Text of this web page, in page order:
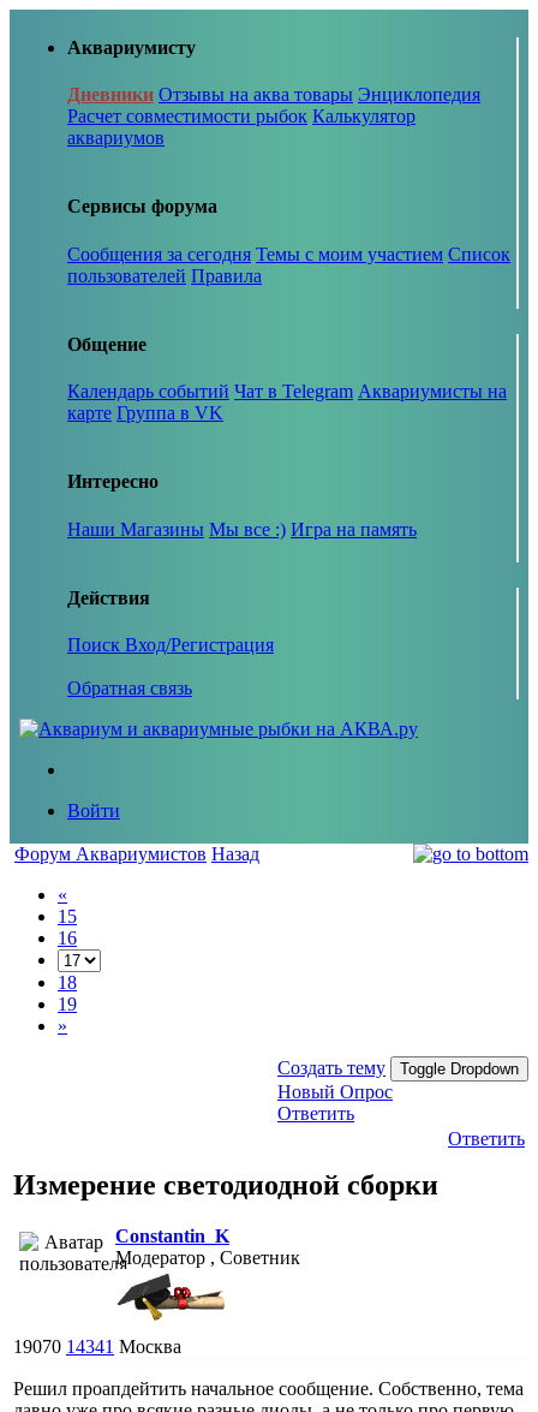
Аквариумисту
Дневники Отзывы на аква товары Энциклопедия
Расчет совместимости рыбок Калькулятор
аквариумов
Сервисы форума
Сообщения за сегодня Темы с моим участием Список
пользователей Правила
Общение
Календарь событий Чат в Telegram Аквариумисты на
карте Группа в VK
Интересно
Наши Магазины Мы все :) Игра на память
Действия
Поиск Вход/Регистрация
Обратная связь
Войти
Форум Аквариумистов Назад
«
15
16
18
19
»
Создать тему Toggle Dropdown
Новый Опрос
Ответить
Ответить
Измерение светодиодной сборки
Constantin_K
Модератор , Советник
19070 14341 Москва
Решил проапдейтить начальное сообщение. Собственно, тема